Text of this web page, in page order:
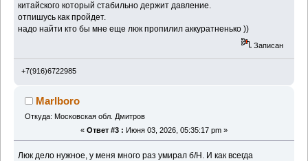
китайского который стабильно держит давление.
отпишусь как пройдет.
надо найти кто бы мне еще люк пропилил аккуратненько ))
Записан
+7(916)6722985
Marlboro
Откуда: Московская обл. Дмитров
« Ответ #3 : Июня 03, 2026, 05:35:17 pm »
Люк дело нужное, у меня много раз умирал б/Н. И как всегда